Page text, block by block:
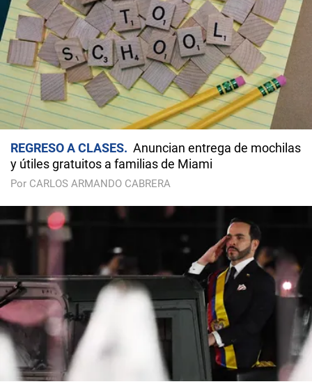
REGRESO A CLASES
Anuncian entrega de mochilas
y útiles gratuitos a familias de Miami
Por CARLOS ARMANDO CABRERA